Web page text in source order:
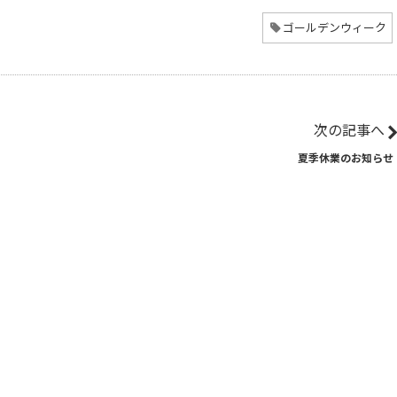
ゴールデンウィーク
次の記事へ
夏季休業のお知らせ